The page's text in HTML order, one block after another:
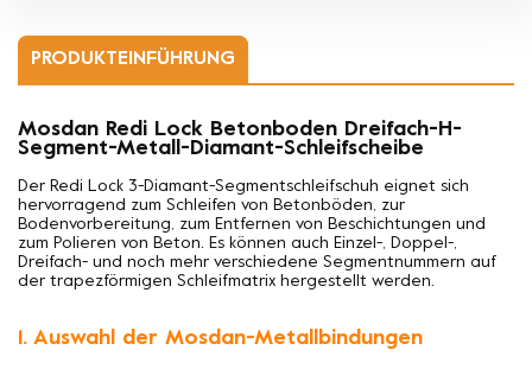
PRODUKTEINFÜHRUNG
Mosdan Redi Lock Betonboden Dreifach-H-
Segment-Metall-Diamant-Schleifscheibe
Der Redi Lock 3-Diamant-Segmentschleifschuh eignet sich
hervorragend zum Schleifen von Betonböden, zur
Bodenvorbereitung, zum Entfernen von Beschichtungen und
zum Polieren von Beton. Es können auch Einzel-, Doppel-,
Dreifach- und noch mehr verschiedene Segmentnummern auf
der trapezförmigen Schleifmatrix hergestellt werden.
1. Auswahl der Mosdan-Metallbindungen